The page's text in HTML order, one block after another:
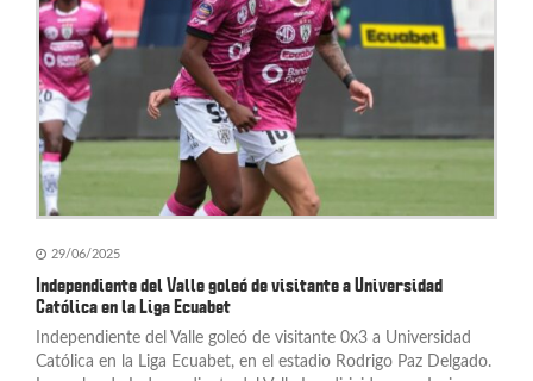
29/06/2025
Independiente del Valle goleó de visitante a Universidad
Católica en la Liga Ecuabet
Independiente del Valle goleó de visitante 0x3 a Universidad
Católica en la Liga Ecuabet, en el estadio Rodrigo Paz Delgado.